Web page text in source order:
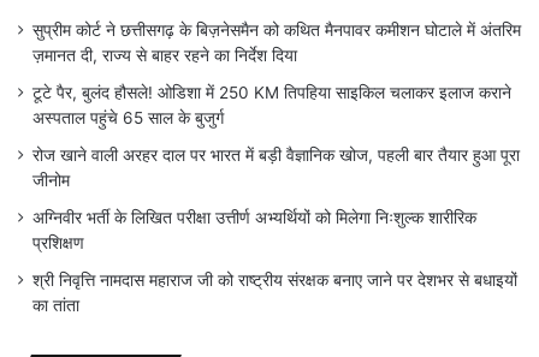
सुप्रीम कोर्ट ने छत्तीसगढ़ के बिज़नेसमैन को कथित मैनपावर कमीशन घोटाले में अंतरिम
ज़मानत दी, राज्य से बाहर रहने का निर्देश दिया
टूटे पैर, बुलंद हौसले! ओडिशा में 250 KM तिपहिया साइकिल चलाकर इलाज कराने
अस्पताल पहुंचे 65 साल के बुजुर्ग
रोज खाने वाली अरहर दाल पर भारत में बड़ी वैज्ञानिक खोज, पहली बार तैयार हुआ पूरा
जीनोम
अग्निवीर भर्ती के लिखित परीक्षा उत्तीर्ण अभ्यर्थियों को मिलेगा निःशुल्क शारीरिक
प्रशिक्षण
श्री निवृत्ति नामदास महाराज जी को राष्ट्रीय संरक्षक बनाए जाने पर देशभर से बधाइयों
का तांता